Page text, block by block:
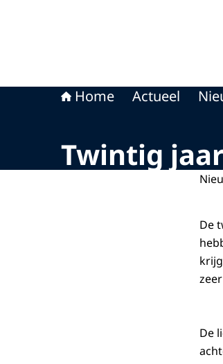
Home Actueel
Twintig
De
De